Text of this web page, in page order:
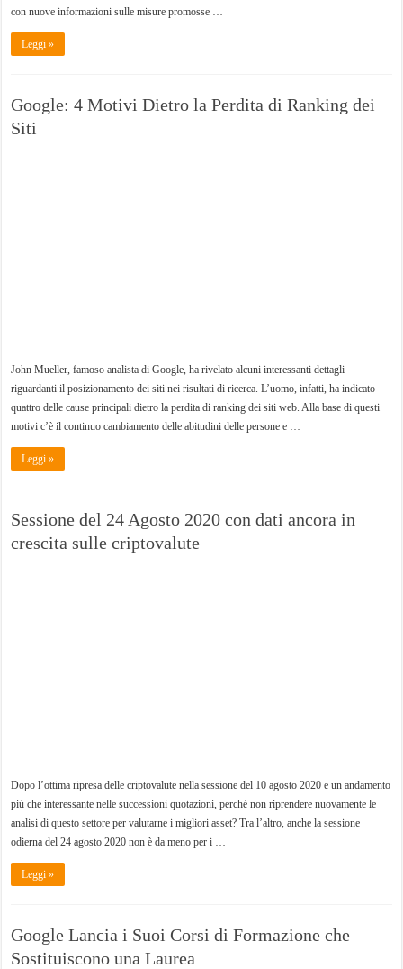
con nuove informazioni sulle misure promosse …
Leggi »
Google: 4 Motivi Dietro la Perdita di Ranking dei
Siti
John Mueller, famoso analista di Google, ha rivelato alcuni interessanti dettagli
riguardanti il posizionamento dei siti nei risultati di ricerca. L’uomo, infatti, ha indicato
quattro delle cause principali dietro la perdita di ranking dei siti web. Alla base di questi
motivi c’è il continuo cambiamento delle abitudini delle persone e …
Leggi »
Sessione del 24 Agosto 2020 con dati ancora in
crescita sulle criptovalute
Dopo l’ottima ripresa delle criptovalute nella sessione del 10 agosto 2020 e un andamento
più che interessante nelle successioni quotazioni, perché non riprendere nuovamente le
analisi di questo settore per valutarne i migliori asset? Tra l’altro, anche la sessione
odierna del 24 agosto 2020 non è da meno per i …
Leggi »
Google Lancia i Suoi Corsi di Formazione che
Sostituiscono una Laurea